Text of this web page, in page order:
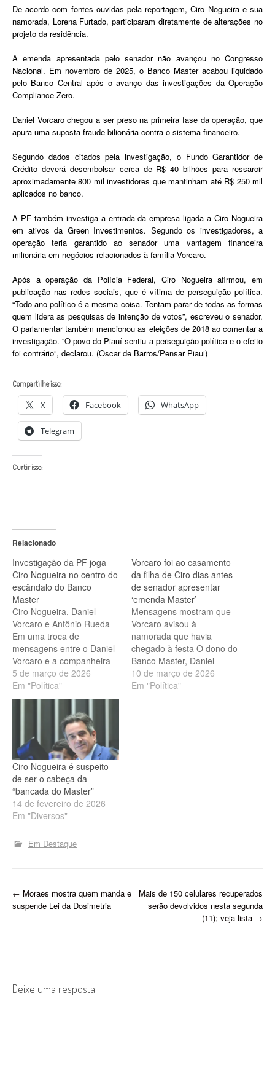
De acordo com fontes ouvidas pela reportagem, Ciro Nogueira e sua
namorada, Lorena Furtado, participaram diretamente de alterações no
projeto da residência.
A emenda apresentada pelo senador não avançou no Congresso
Nacional. Em novembro de 2025, o Banco Master acabou liquidado
pelo Banco Central após o avanço das investigações da Operação
Compliance Zero.
Daniel Vorcaro chegou a ser preso na primeira fase da operação, que
apura uma suposta fraude bilionária contra o sistema financeiro.
Segundo dados citados pela investigação, o Fundo Garantidor de
Crédito deverá desembolsar cerca de R$ 40 bilhões para ressarcir
aproximadamente 800 mil investidores que mantinham até R$ 250 mil
aplicados no banco.
A PF também investiga a entrada da empresa ligada a Ciro Nogueira
em ativos da Green Investimentos. Segundo os investigadores, a
operação teria garantido ao senador uma vantagem financeira
milionária em negócios relacionados à família Vorcaro.
Após a operação da Polícia Federal, Ciro Nogueira afirmou, em
publicação nas redes sociais, que é vítima de perseguição política.
“Todo ano político é a mesma coisa. Tentam parar de todas as formas
quem lidera as pesquisas de intenção de votos”, escreveu o senador.
O parlamentar também mencionou as eleições de 2018 ao comentar a
investigação. “O povo do Piauí sentiu a perseguição política e o efeito
foi contrário”, declarou. (Oscar de Barros/Pensar Piaui)
Compartilhe isso:
X Facebook WhatsApp
Telegram
Curtir isso:
Relacionado
Investigação da PF joga
Ciro Nogueira no centro do
escândalo do Banco
Master
Ciro Nogueira, Daniel
Vorcaro e Antônio Rueda
Em uma troca de
mensagens entre o Daniel
Vorcaro e a companheira
dele, Martha Graeff, o
banqueiro celebrou uma
emenda apresentada pelo
Nogueira (PP-PI) à
Proposta de Emenda à
Constituição (PEC) da
Autonomia Financeira do
Banco Central. “Ciro soltou
um projeto de lei agora
que…
5 de março de 2026
Em "Política"
Vorcaro foi ao casamento
da filha de Ciro dias antes
de senador apresentar
‘emenda Master’
Mensagens mostram que
Vorcaro avisou à
namorada que havia
chegado à festa O dono do
Banco Master, Daniel
Vorcaro, compareceu ao
casamento da filha do
10 de março de 2026
Em "Política"
Ciro Nogueira é suspeito
de ser o cabeça da
“bancada do Master”
14 de fevereiro de 2026
Em "Diversos"
Em Destaque
P
n
← Moraes mostra quem manda e
suspende Lei da Dosimetria
Mais de 150 celulares recuperados
serão devolvidos nesta segunda
(11); veja lista →
Deixe uma resposta